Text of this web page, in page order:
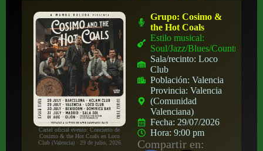
Cartel oficial evento: Concierto de
Cosimo & the Hot Coals en Loco
Club (Valencia) · 29 de julio, 2026
Grupo:Cosimo &
the Hot Coals
Estilo musical:
Soul/Jazz/Blues/Country
Sala/recinto:Loco
Club
Población:Valencia
Provincia:Valencia
(Comunidad
Valenciana)
Fecha: 29/07/2026
Hora:9:00 pm
Compartir en: